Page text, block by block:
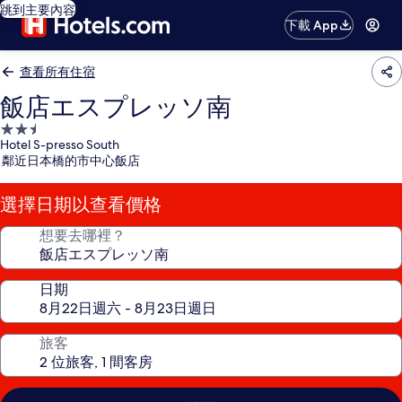
跳到主要內容
下載 App
查看所有住宿
飯店エスプレッソ南
2.5
星
級
住
宿
Hotel S-presso South
鄰近日本橋的市中心飯店
選擇日期以查看價格
想要去哪裡？
日期
旅客